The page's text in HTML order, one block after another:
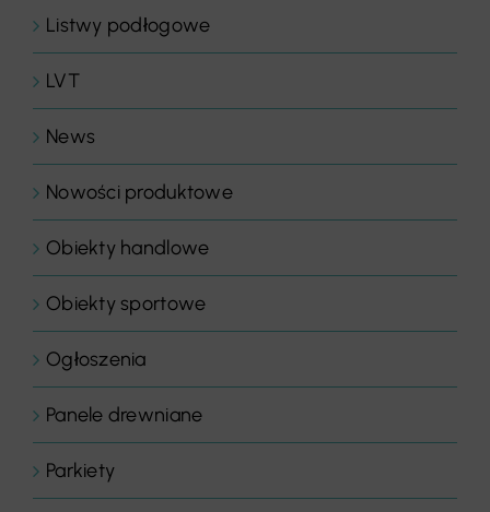
Listwy podłogowe
LVT
News
Nowości produktowe
Obiekty handlowe
Obiekty sportowe
Ogłoszenia
Panele drewniane
Parkiety